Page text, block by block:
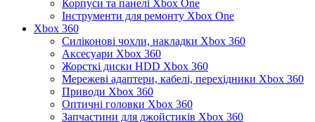
Корпуси та панелі Xbox One
Інструменти для ремонту Xbox One
Xbox 360
Силіконові чохли, накладки Xbox 360
Аксесуари Xbox 360
Жорсткі диски HDD Xbox 360
Мережеві адаптери, кабелі, перехідники Xbox 360
Приводи Xbox 360
Оптичні головки Xbox 360
Запчастини для джойстиків Xbox 360